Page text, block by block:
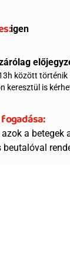
igen
között történik
keresztül is
a betegek